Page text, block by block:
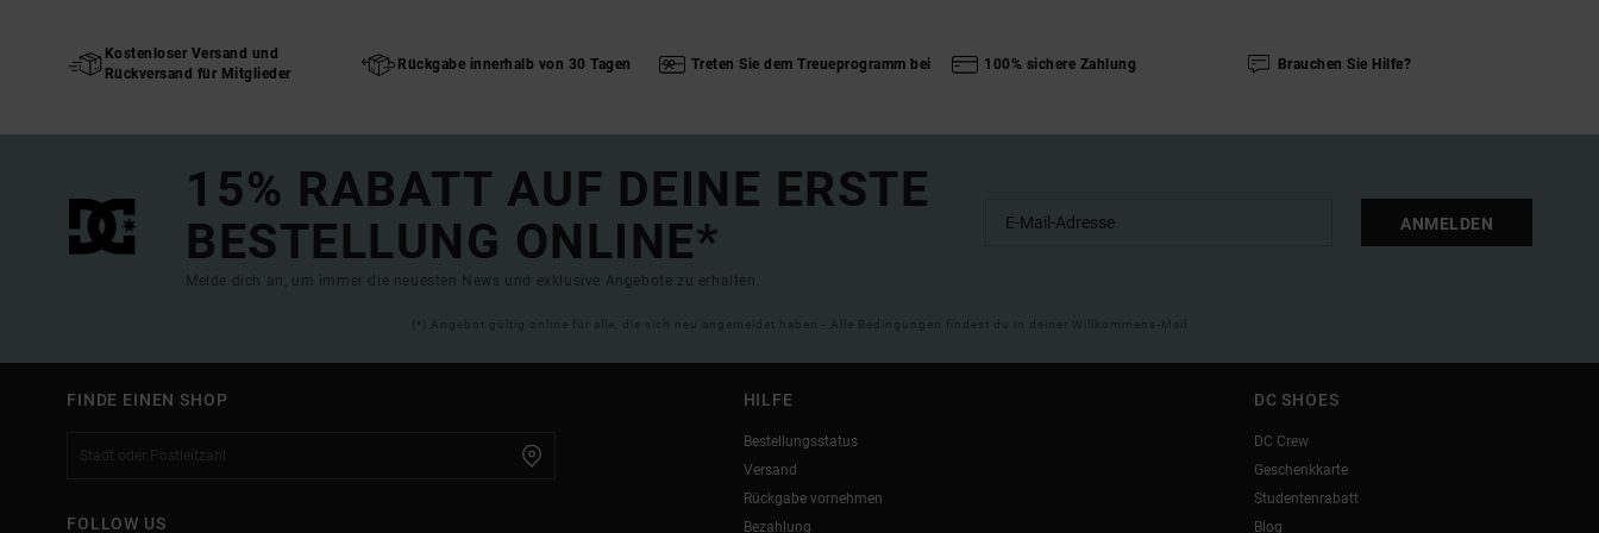
Kostenloser Versand und
Rückversand für Mitglieder
Rückgabe innerhalb von 30 Tagen Treten Sie dem Treueprogramm bei 100% sichere Zahlung Brauchen Sie Hilfe?
15% RABATT AUF DEINE ERSTE
BESTELLUNG ONLINE*
Melde dich an, um immer die neuesten News und exklusive Angebote zu erhalten.
ANMELDEN
(*) Angebot gültig online für alle, die sich neu angemeldet haben - Alle Bedingungen findest du in deiner Willkommens-Mail
FINDE EINEN SHOP
FOLLOW US
HILFE
Bestellungsstatus
Versand
Rückgabe vornehmen
Bezahlung
DC SHOES
DC Crew
Geschenkkarte
Studentenrabatt
Blog